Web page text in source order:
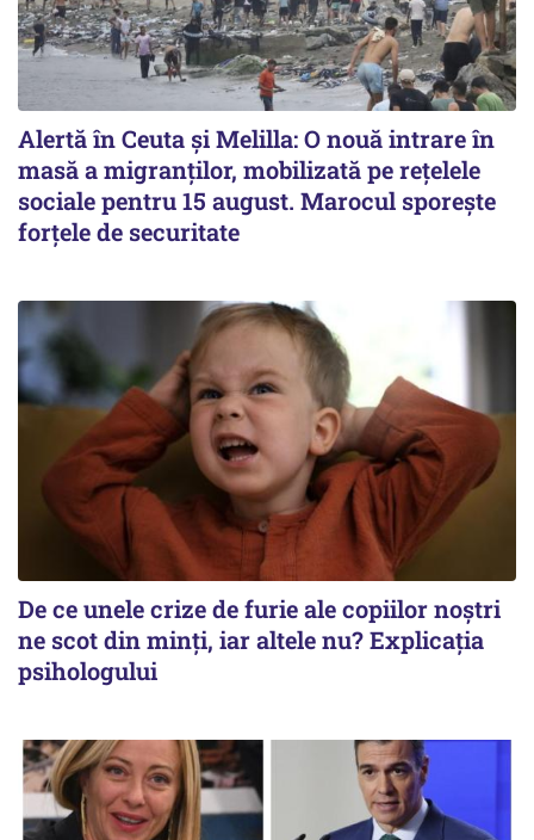
Alertă în Ceuta și Melilla: O nouă intrare în
masă a migranților, mobilizată pe rețelele
sociale pentru 15 august. Marocul sporește
forțele de securitate
De ce unele crize de furie ale copiilor noștri
ne scot din minți, iar altele nu? Explicația
psihologului